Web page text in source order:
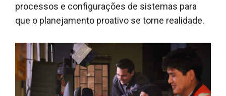
processos e configurações de sistemas para
que o planejamento proativo se torne realidade.